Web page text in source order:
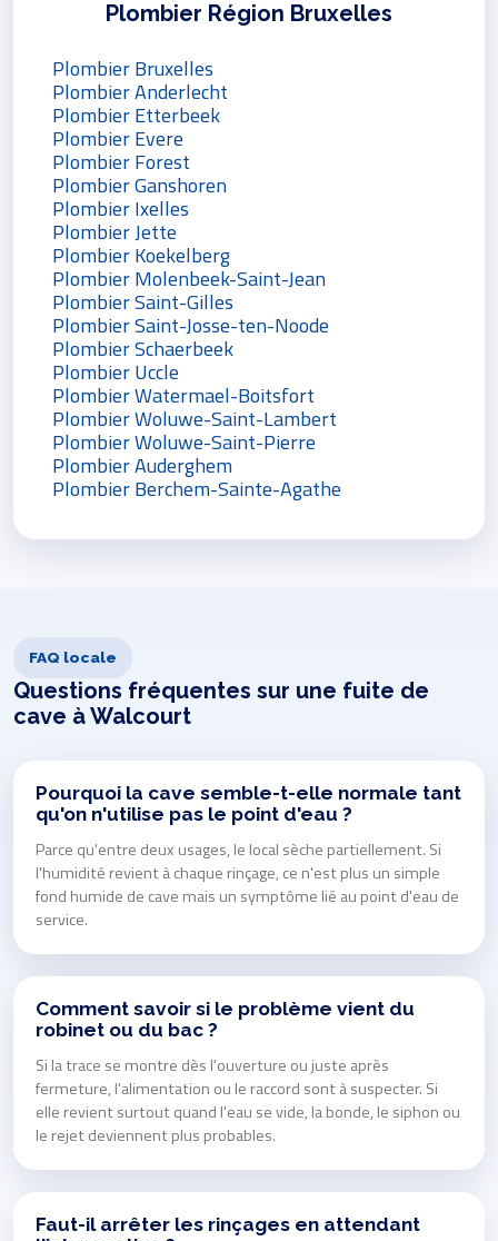
Plombier Région Bruxelles
Plombier Bruxelles
Plombier Anderlecht
Plombier Etterbeek
Plombier Evere
Plombier Forest
Plombier Ganshoren
Plombier Ixelles
Plombier Jette
Plombier Koekelberg
Plombier Molenbeek-Saint-Jean
Plombier Saint-Gilles
Plombier Saint-Josse-ten-Noode
Plombier Schaerbeek
Plombier Uccle
Plombier Watermael-Boitsfort
Plombier Woluwe-Saint-Lambert
Plombier Woluwe-Saint-Pierre
Plombier Auderghem
Plombier Berchem-Sainte-Agathe
FAQ locale
Questions fréquentes sur une fuite de
cave à Walcourt
Pourquoi la cave semble-t-elle normale tant
qu'on n'utilise pas le point d'eau ?
Parce qu'entre deux usages, le local sèche partiellement. Si
l'humidité revient à chaque rinçage, ce n'est plus un simple
fond humide de cave mais un symptôme lié au point d'eau de
service.
Comment savoir si le problème vient du
robinet ou du bac ?
Si la trace se montre dès l'ouverture ou juste après
fermeture, l'alimentation ou le raccord sont à suspecter. Si
elle revient surtout quand l'eau se vide, la bonde, le siphon ou
le rejet deviennent plus probables.
Faut-il arrêter les rinçages en attendant